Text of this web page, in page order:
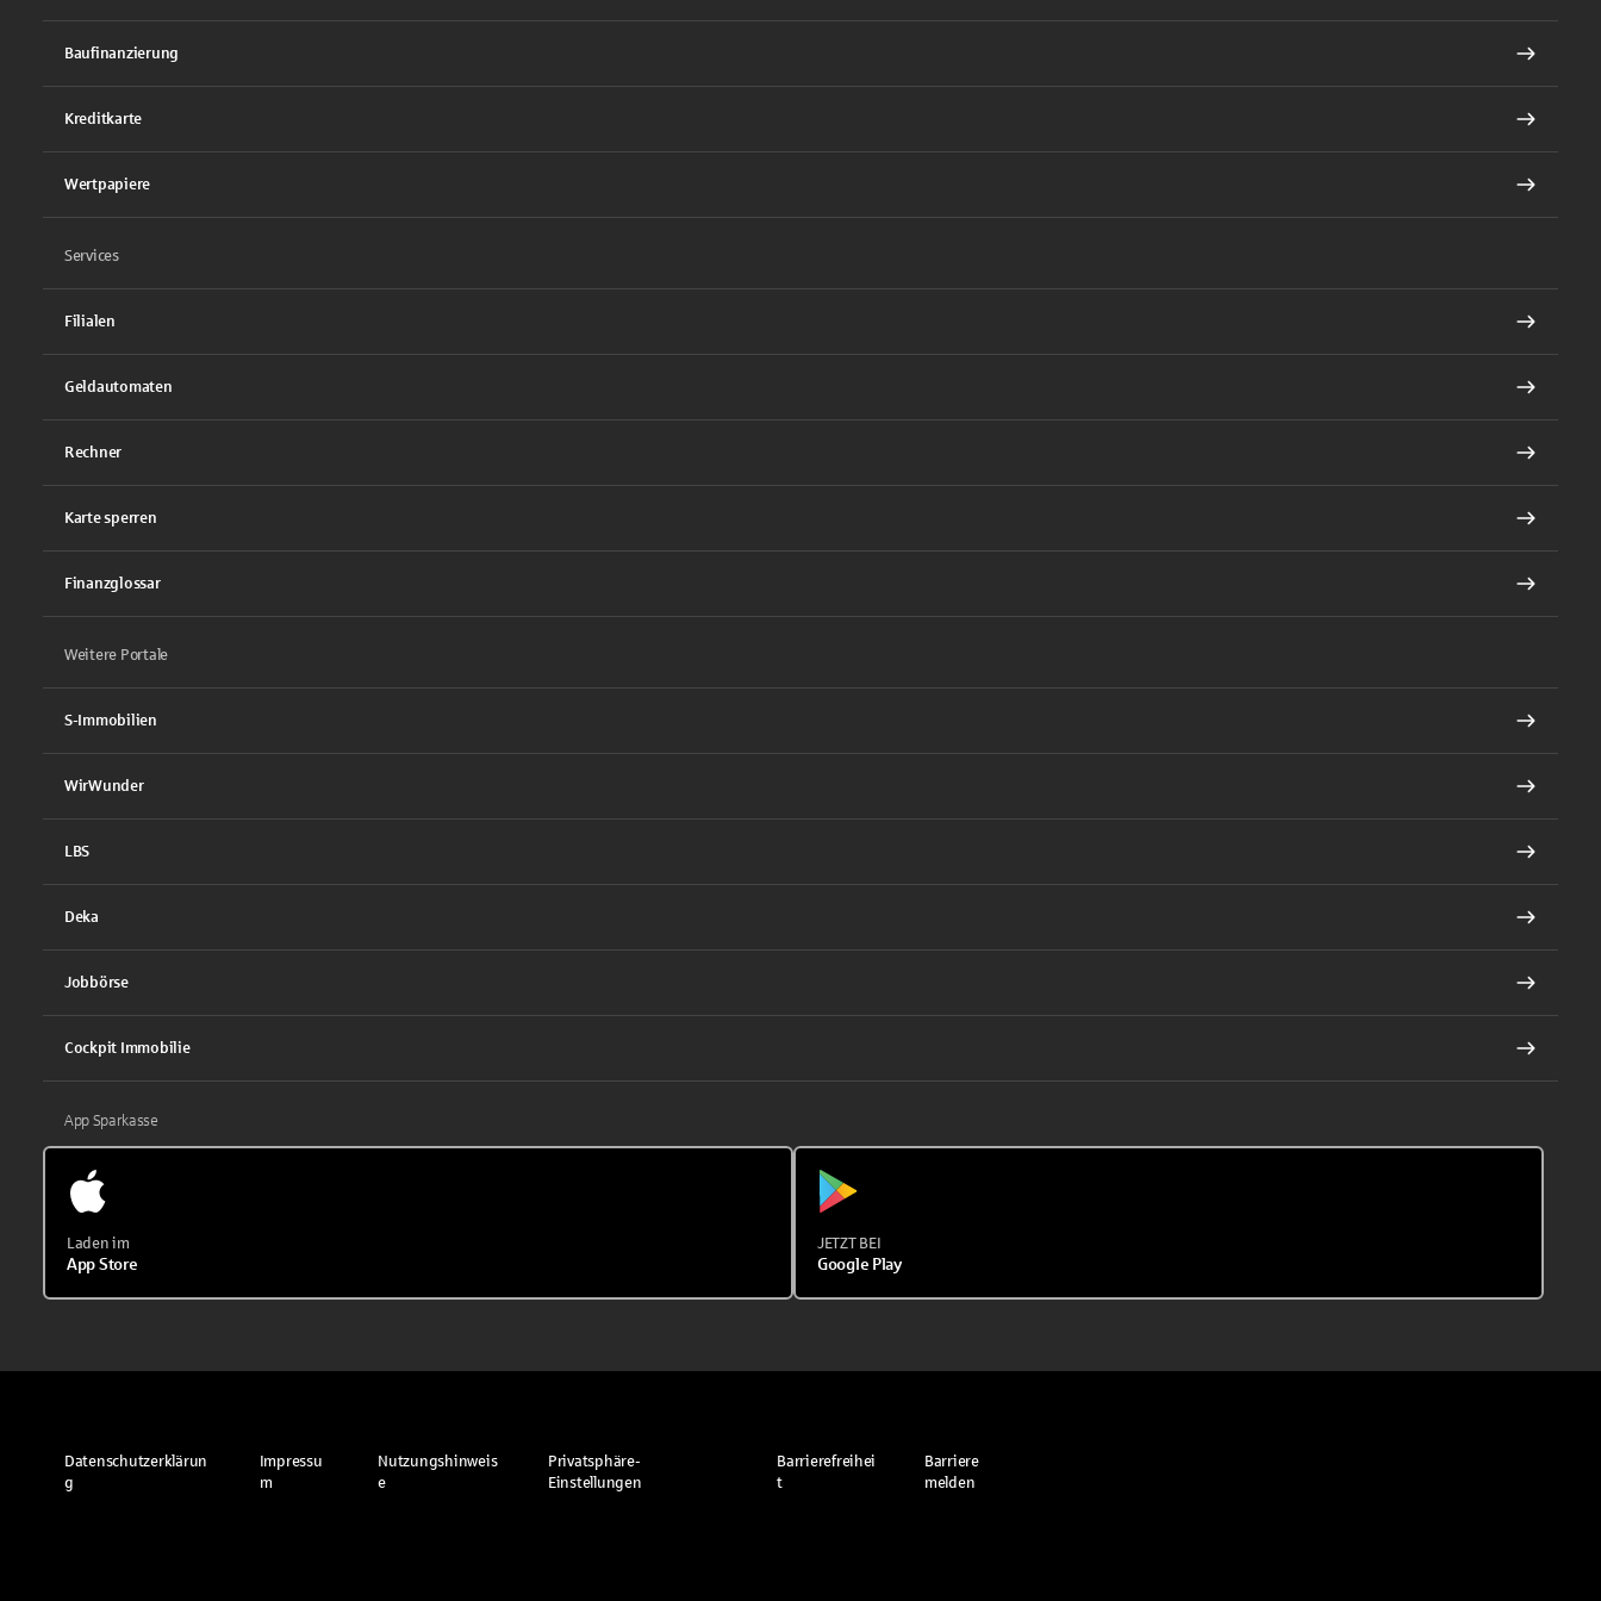
Baufinanzierung
Kreditkarte
Wertpapiere
Services
Filialen
Geldautomaten
Rechner
Karte sperren
Finanzglossar
Weitere Portale
S-Immobilien
WirWunder
LBS
Deka
Jobbörse
Cockpit Immobilie
App Sparkasse
Laden im
App Store
JETZT BEI
Google Play
Datenschutzerklärun
g
Impressu
m
Nutzungshinweis
e
Privatsphäre-
Einstellungen
Barrierefreihei
t
Barriere
melden